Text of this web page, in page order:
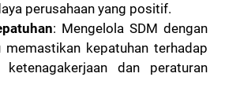
perusahaan yang positif.
: Mengelola SDM dengan
memastikan kepatuhan terhadap
ketenagakerjaan dan peraturan